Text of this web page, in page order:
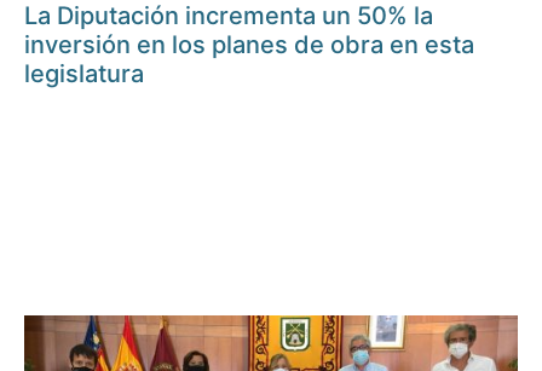
La Diputación incrementa un 50% la
inversión en los planes de obra en esta
legislatura